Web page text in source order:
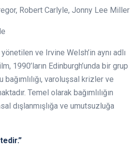
Robert Carlyle, Jonny Lee Miller
ve Irvine Welsh’in aynı adlı
1990’ların Edinburgh’unda bir grup
varoluşsal krizler ve
Temel olarak bağımlılığın
dışlanmışlığa ve umutsuzluğa